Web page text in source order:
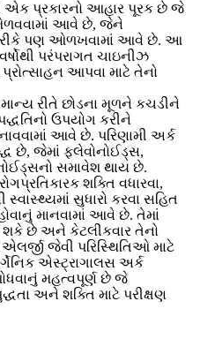
પ્રકારનો આહાર પૂરક છે જે
આવે છે, જેને
પણ ઓળખવામાં આવે છે. આ
પરંપરાગત ચાઇનીઝ
આપવા માટે તેનો
રીતે છોડના મૂળને કચડીને
ઉપયોગ કરીને
આવે છે. પરિણામી અર્ક
છે, જેમાં ફ્લેવોનોઈડ્સ,
સમાવેશ થાય છે.
શક્તિ વધારવા,
સુધારો કરવા સહિત
માનવામાં આવે છે. તેમાં
શકે છે અને કેટલીકવાર તેનો
જેવી પરિસ્થિતિઓ માટે
એસ્ટ્રાગાલસ અર્ક
મહત્વપૂર્ણ છે જે
અને શક્તિ માટે પરીક્ષણ